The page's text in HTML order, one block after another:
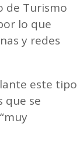
de Turismo
lo que
y redes
este tipo
que se